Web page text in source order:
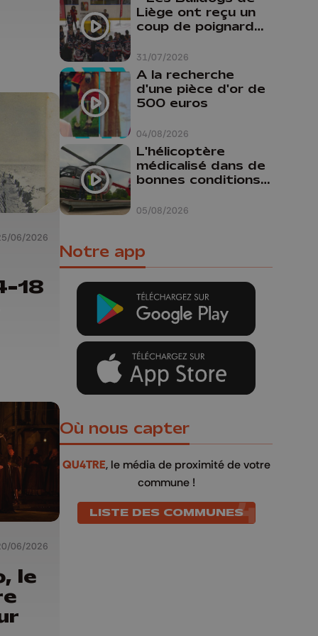
06/2026
18
06/2026
le
31/07/2026
Liège ont reçu un
coup de poignard
04/08/2026
A la recherche
d'une pièce d'or de
500 euros
05/08/2026
L'hélicoptère
médicalisé dans de
bonnes conditions à
Notre app
Où nous capter
QU4TRE, le média de proximité de votre
commune !
LISTE DES COMMUNES